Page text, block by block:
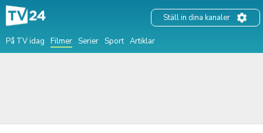
På TV idag Filmer Serier Sport Artiklar
Ställ in dina kanaler